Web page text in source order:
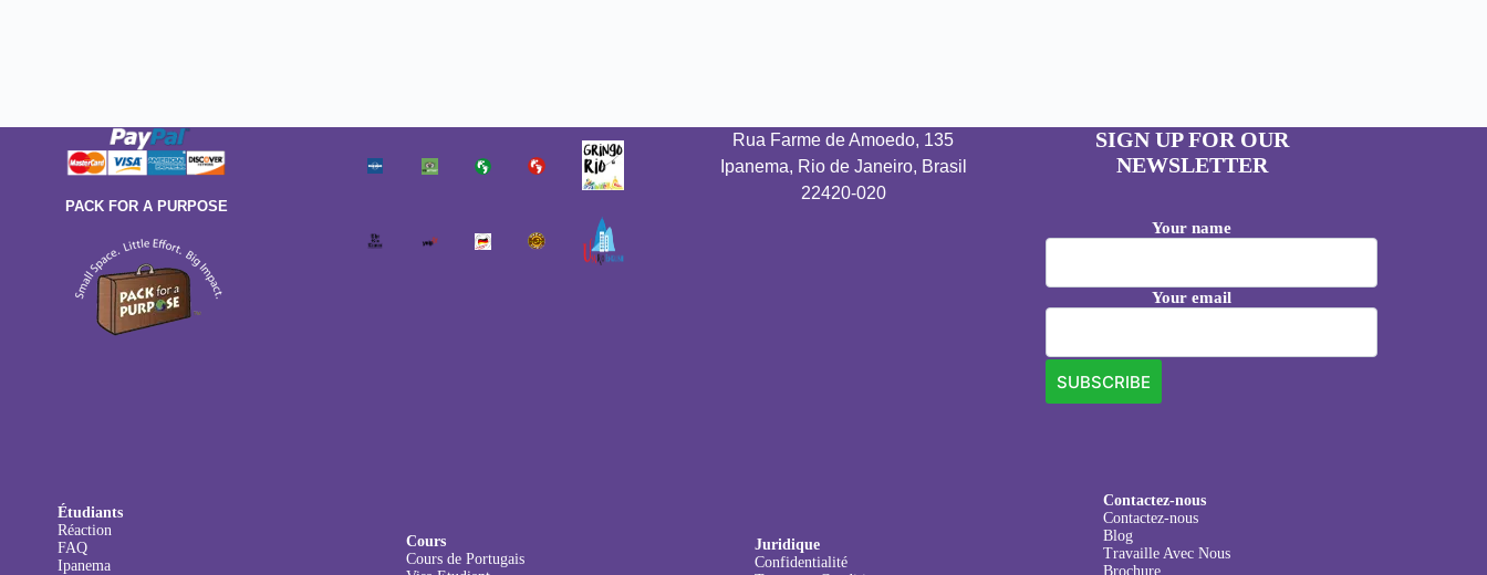
PACK FOR A PURPOSE
Étudiants
Réaction
FAQ
Ipanema
Cours
Cours de Portugais
Rua Farme de Amoedo, 135
Ipanema, Rio de Janeiro, Brasil
22420-020
Juridique
Confidentialité
SIGN UP FOR OUR
NEWSLETTER
Your name
Your email
Contactez-nous
Contactez-nous
Blog
Travaille Avec Nous
Brochure